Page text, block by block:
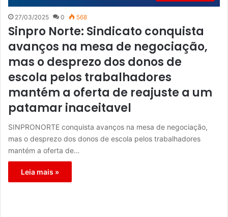
27/03/2025 0 568
Sinpro Norte: Sindicato conquista
avanços na mesa de negociação,
mas o desprezo dos donos de
escola pelos trabalhadores
mantém a oferta de reajuste a um
patamar inaceitavel
SINPRONORTE conquista avanços na mesa de negociação,
mas o desprezo dos donos de escola pelos trabalhadores
mantém a oferta de…
Leia mais »